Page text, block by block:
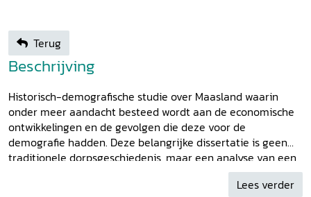
Terug
Beschrijving
Historisch-demografische studie over Maasland waarin
onder meer aandacht besteed wordt aan de economische
ontwikkelingen en de gevolgen die deze voor de
demografie hadden. Deze belangrijke dissertatie is geen
traditionele dorpsgeschiedenis, maar een analyse van een
plattelandssamenleving in de pre-industriële periode, in
het bijzonder de jaren 1730-1823. De nadruk ligt op de
Lees verder